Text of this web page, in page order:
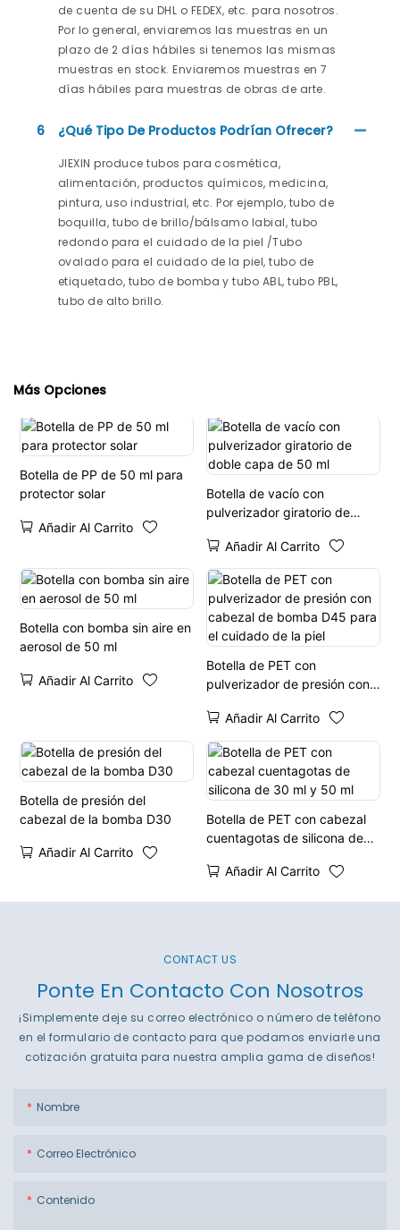
de cuenta de su DHL o FEDEX, etc. para nosotros.
Por lo general, enviaremos las muestras en un
plazo de 2 días hábiles si tenemos las mismas
muestras en stock. Enviaremos muestras en 7
días hábiles para muestras de obras de arte.
6 ¿Qué Tipo De Productos Podrían Ofrecer?
JIEXIN produce tubos para cosmética,
alimentación, productos químicos, medicina,
pintura, uso industrial, etc. Por ejemplo, tubo de
boquilla, tubo de brillo/bálsamo labial, tubo
redondo para el cuidado de la piel /Tubo
ovalado para el cuidado de la piel, tubo de
etiquetado, tubo de bomba y tubo ABL, tubo PBL,
tubo de alto brillo.
Más Opciones
Botella de PP de 50 ml para
protector solar
Añadir Al Carrito
Botella de vacío con
pulverizador giratorio de
Añadir Al Carrito
Botella con bomba sin aire en
aerosol de 50 ml
Añadir Al Carrito
Botella de PET con
pulverizador de presión con
el cuidado de la piel
Añadir Al Carrito
Botella de presión del
cabezal de la bomba D30
Añadir Al Carrito
Botella de PET con cabezal
cuentagotas de silicona de
Añadir Al Carrito
CONTACT US
Ponte En Contacto Con Nosotros
¡Simplemente deje su correo electrónico o número de teléfono
en el formulario de contacto para que podamos enviarle una
cotización gratuita para nuestra amplia gama de diseños!
Nombre
Correo Electrónico
Contenido